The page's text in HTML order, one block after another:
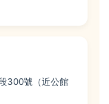
300號（近公館